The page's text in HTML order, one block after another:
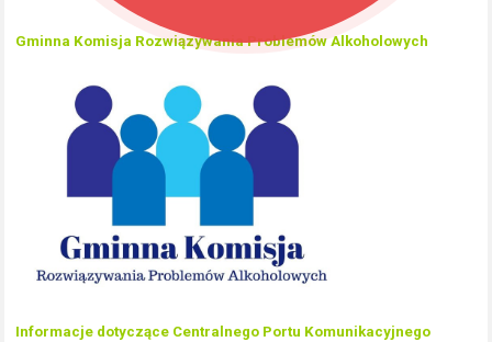
Gminna Komisja Rozwiązywania Problemów Alkoholowych
Informacje dotyczące Centralnego Portu Komunikacyjnego